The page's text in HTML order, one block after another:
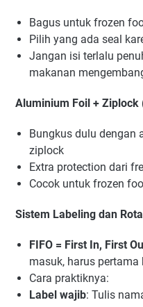
Bagus untuk frozen
Pilih yang ada seal
Jangan isi terlalu
makanan
Aluminium Foil + Ziplock
Bungkus dulu dengan
ziplock
Extra protection dari
Cocok untuk frozen
Sistem Labeling dan
FIFO = First In, First
masuk, harus pertama
Cara praktiknya:
Label wajib: Tulis